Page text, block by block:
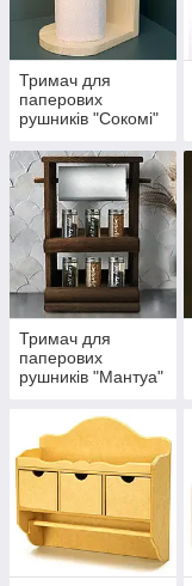
Тримач для
паперових
рушників "Сокомі"
Тримач для
паперових
рушників "Мантуа"